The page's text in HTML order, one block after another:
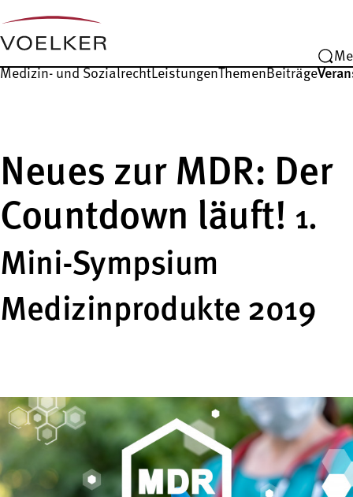
Medizin- und SozialrechtLeistungenThemenBeiträge
Neues zur MDR: Der
Countdown läuft! 1.
Mini-Sympsium
Medizinprodukte 2019